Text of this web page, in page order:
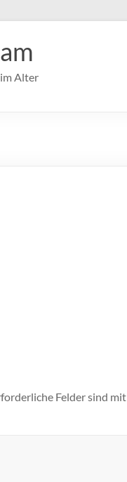
Alter
Felder sind mit